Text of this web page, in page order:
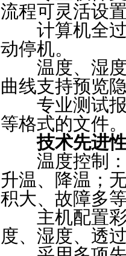
流程可灵活设
计算机全过
动停机。
温度、湿度
曲线支持预览
专业测试报
等格式的文件
技术先进
温度控制：
升温、降温；
积大、故障多
主机配置彩
度、湿度、透